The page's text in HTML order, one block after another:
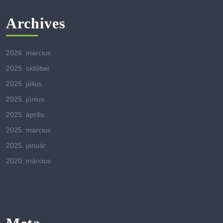
Archives
2026. március
2025. október
2025. július
2025. június
2025. április
2025. március
2025. január
2020. március